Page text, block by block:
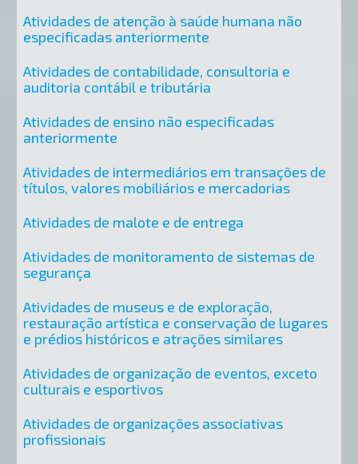
Atividades de atenção à saúde humana não
especificadas anteriormente
Atividades de contabilidade, consultoria e
auditoria contábil e tributária
Atividades de ensino não especificadas
anteriormente
Atividades de intermediários em transações de
títulos, valores mobiliários e mercadorias
Atividades de malote e de entrega
Atividades de monitoramento de sistemas de
segurança
Atividades de museus e de exploração,
restauração artística e conservação de lugares
e prédios históricos e atrações similares
Atividades de organização de eventos, exceto
culturais e esportivos
Atividades de organizações associativas
profissionais